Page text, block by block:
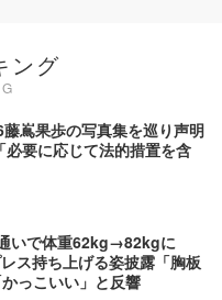
ング
嶌果歩の写真集を巡り声明
必要に応じて法的措置を含
いで体重62kg→82kgに
ス持ち上げる姿披露「胸板
っこいい」と反響